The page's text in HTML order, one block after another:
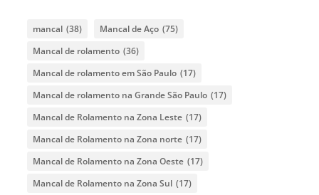
mancal (38) Mancal de Aço (75)
Mancal de rolamento (36)
Mancal de rolamento em São Paulo (17)
Mancal de rolamento na Grande São Paulo (17)
Mancal de Rolamento na Zona Leste (17)
Mancal de Rolamento na Zona norte (17)
Mancal de Rolamento na Zona Oeste (17)
Mancal de Rolamento na Zona Sul (17)